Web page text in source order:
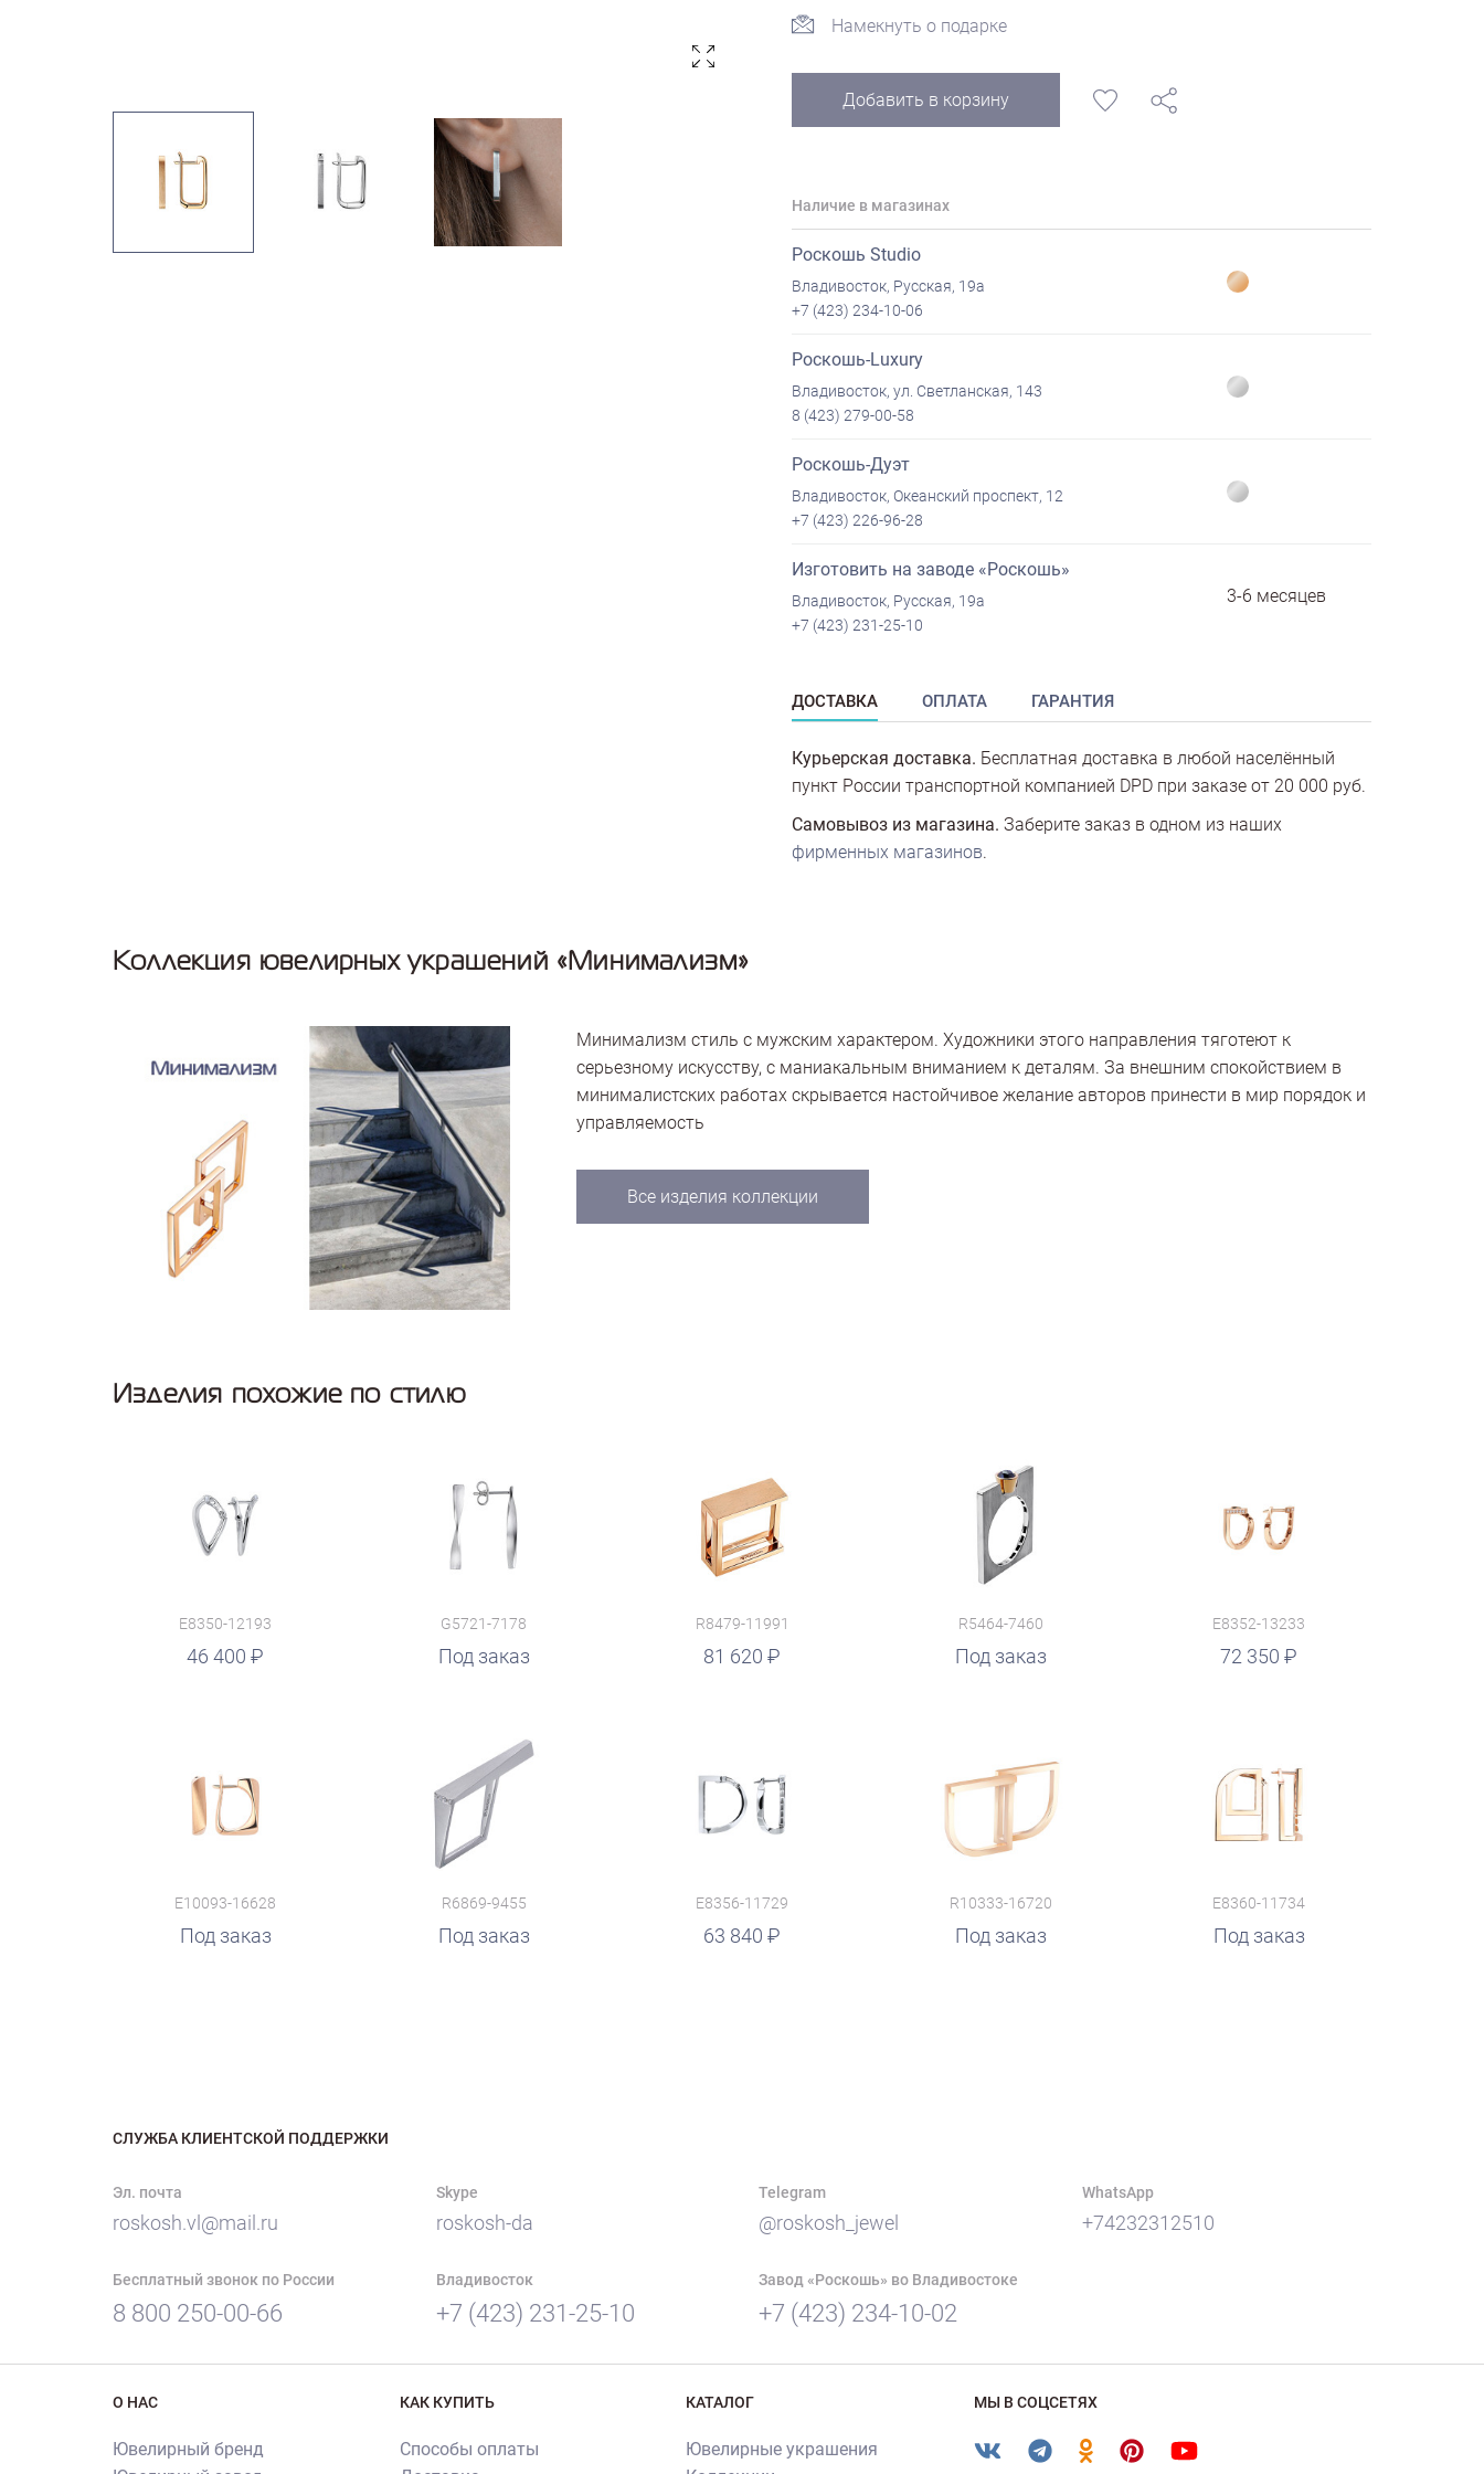
Намекнуть о подарке
Добавить в корзину
Наличие в магазинах
Роскошь Studio
Владивосток, Русская, 19а
+7 (423) 234-10-06
Роскошь-Luxury
Владивосток, ул. Светланская, 143
8 (423) 279-00-58
Роскошь-Дуэт
Владивосток, Океанский проспект, 12
+7 (423) 226-96-28
Изготовить на заводе «Роскошь»
Владивосток, Русская, 19а
+7 (423) 231-25-10
3-6 месяцев
ДОСТАВКА ОПЛАТА ГАРАНТИЯ
Курьерская доставка. Бесплатная доставка в любой населённый
пункт России транспортной компанией DPD при заказе от 20 000 руб.
Самовывоз из магазина. Заберите заказ в одном из наших
фирменных магазинов.
Коллекция ювелирных украшений «Минимализм»
Минимализм стиль с мужским характером. Художники этого направления тяготеют к
серьезному искусству, с маниакальным вниманием к деталям. За внешним спокойствием в
минималистских работах скрывается настойчивое желание авторов принести в мир порядок и
управляемость
Все изделия коллекции
Изделия похожие по стилю
E8350-12193
46 400
G5721-7178
Под заказ
R8479-11991
81 620
руб.
R5464-7460
Под заказ
E8352-13233
72 350
руб.
E10093-16628
Под заказ
R6869-9455
Под заказ
E8356-11729
63 840
руб.
R10333-16720
Под заказ
E8360-11734
Под заказ
СЛУЖБА КЛИЕНТСКОЙ ПОДДЕРЖКИ
Эл. почта
roskosh.vl@mail.ru
Skype
roskosh-da
Telegram
@roskosh_jewel
WhatsApp
+74232312510
Бесплатный звонок по России
8 800 250-00-66
Владивосток
+7 (423) 231-25-10
Завод «Роскошь» во Владивостоке
+7 (423) 234-10-02
О НАС
Ювелирный бренд
КАК КУПИТЬ
Способы оплаты
КАТАЛОГ
Ювелирные украшения
МЫ В СОЦСЕТЯХ